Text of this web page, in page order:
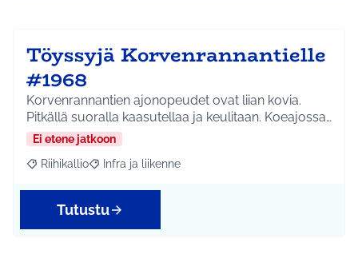
Töyssyjä Korvenrannantielle
#1968
Korvenrannantien ajonopeudet ovat liian kovia.
Pitkällä suoralla kaasutellaa ja keulitaan. Koeajossa…
Ei etene jatkoon
Rajaa tulokset aihepiirin mukaan: Riihikallio
Riihikallio Rajaa tulokset teeman mukaan: Infra ja liikenne
Infra ja liikenne
Tutustu